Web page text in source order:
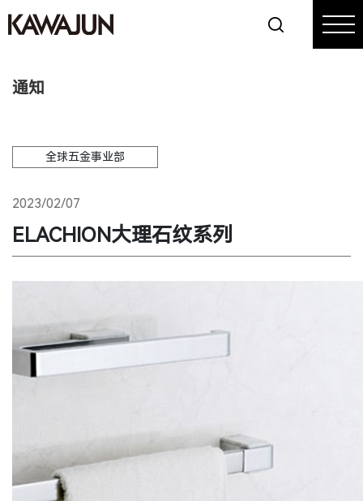
通知
全球五金事业部
2023/02/07
ELACHION大理石纹系列